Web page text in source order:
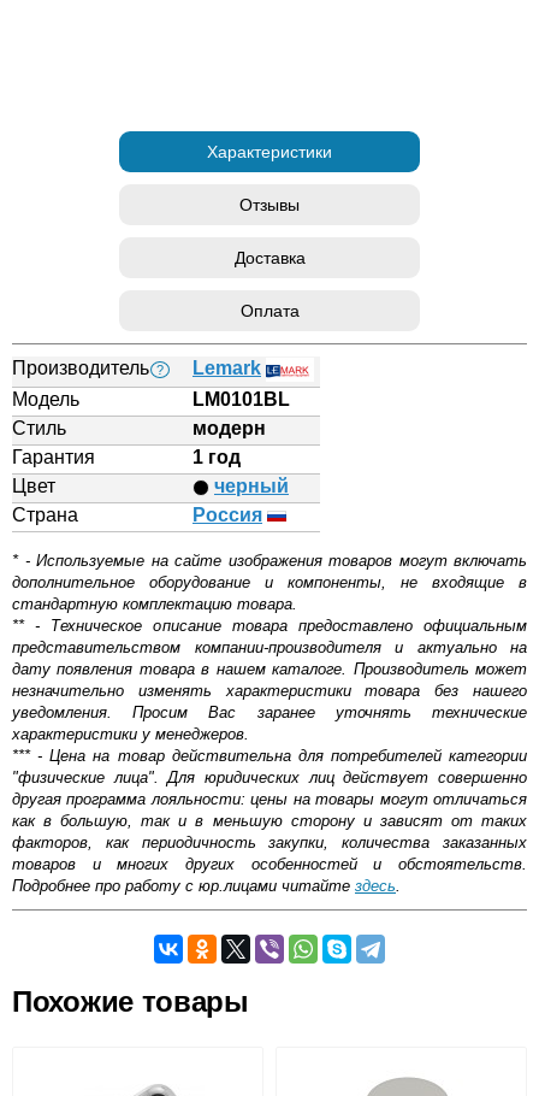
Характеристики
Отзывы
Доставка
Оплата
Производитель ?
Lemark
Модель
LM0101BL
Стиль
модерн
Гарантия
1 год
Цвет
черный
Страна
Россия
* - Используемые на сайте изображения товаров могут включать
дополнительное оборудование и компоненты, не входящие в
стандартную комплектацию товара.
** - Техническое описание товара предоставлено официальным
представительством компании-производителя и актуально на
дату появления товара в нашем каталоге. Производитель может
незначительно изменять характеристики товара без нашего
уведомления. Просим Вас заранее уточнять технические
характеристики у менеджеров.
*** - Цена на товар действительна для потребителей категории
"физические лица". Для юридических лиц действует совершенно
другая программа лояльности: цены на товары могут отличаться
как в большую, так и в меньшую сторону и зависят от таких
факторов, как периодичность закупки, количества заказанных
товаров и многих других особенностей и обстоятельств.
Подробнее про работу с юр.лицами читайте здесь.
Оставьте отзыв
Наличный расчёт
Похожие товары